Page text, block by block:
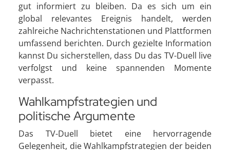
gut informiert zu bleiben. Da es sich um ein
global relevantes Ereignis handelt, werden
zahlreiche Nachrichtenstationen und Plattformen
umfassend berichten. Durch gezielte Information
kannst Du sicherstellen, dass Du das TV-Duell live
verfolgst und keine spannenden Momente
verpasst.
Wahlkampfstrategien und
politische Argumente
Das TV-Duell bietet eine hervorragende
Gelegenheit, die Wahlkampfstrategien der beiden